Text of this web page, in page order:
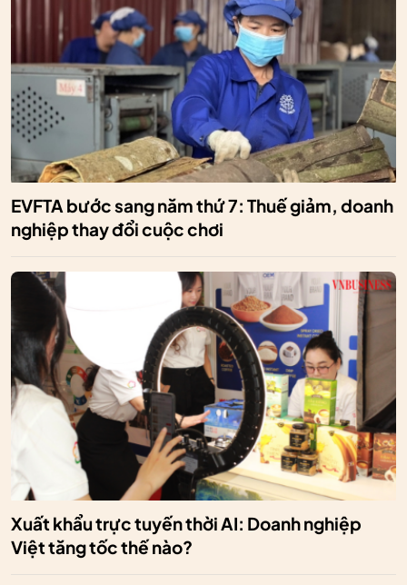
EVFTA bước sang năm thứ 7: Thuế giảm, doanh
nghiệp thay đổi cuộc chơi
Xuất khẩu trực tuyến thời AI: Doanh nghiệp
Việt tăng tốc thế nào?